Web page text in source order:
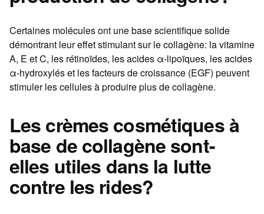
Certaines molécules ont une base scientifique solide
démontrant leur effet stimulant sur le collagène: la vitamine
A, E et C, les rétinoïdes, les acides α-lipoïques, les acides
α-hydroxylés et les facteurs de croissance (EGF) peuvent
stimuler les cellules à produire plus de collagène.
Les crèmes cosmétiques à
base de collagène sont-
elles utiles dans la lutte
contre les rides?